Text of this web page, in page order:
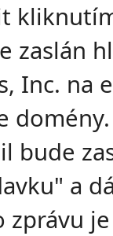
zaslán
Inc. na
bude
a
zprávu